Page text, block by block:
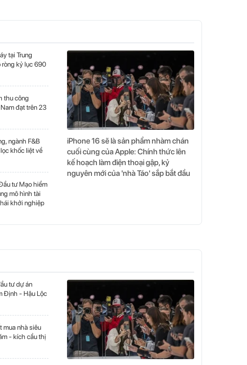
iPhone 16 sẽ là sản phẩm nhàm chán
cuối cùng của Apple: Chính thức lên
kế hoạch làm điện thoại gập, kỷ
nguyên mới của 'nhà Táo' sắp bắt đầu
tại Trung
ròng kỷ lục 690
thu công
đạt trên 23
ngành F&B
khốc liệt về
tư Mạo hiểm
mô hình tài
khởi nghiệp
tư dự án
Định - Hậu Lộc
mua nhà siêu
- kích cầu thị